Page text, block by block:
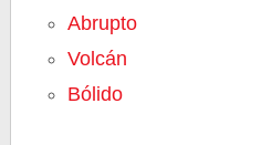
Abrupto
Volcán
Bólido